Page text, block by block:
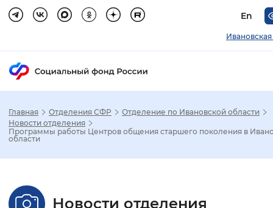
En
Главная Отделения СФР
Отделение по Ивановской области
Новости отделения
Программы работы Центров общения старшего поколения в
области
Новости отделения